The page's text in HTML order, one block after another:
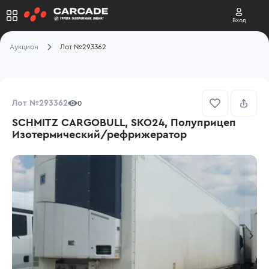
Вход
Аукцион Лот №293362
Лот №293362 0
SCHMITZ CARGOBULL, SKO24, Полуприцеп
Изотермический/рефрижератор